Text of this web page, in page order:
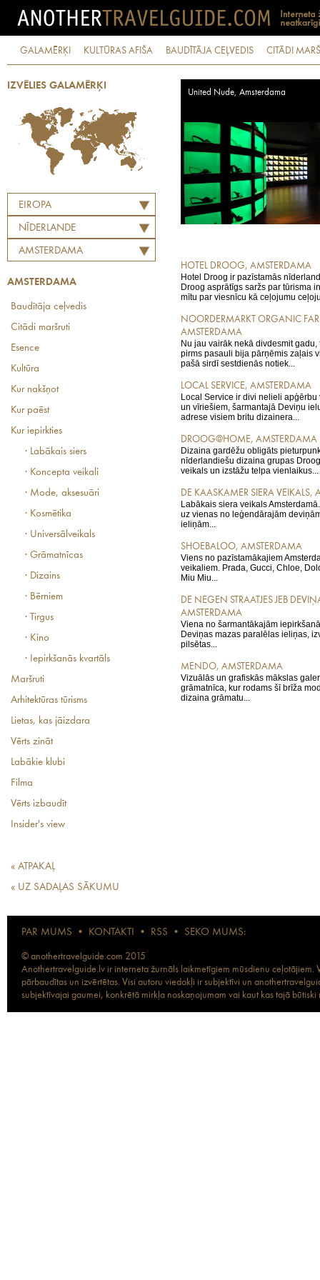
GALAMĒRĶI KULTŪRAS AFIŠA BAUDĪTĀJA CEĻVEDIS CITĀDI
IZVĒLIES GALAMĒRĶI
EIROPA
NĪDERLANDE
AMSTERDAMA
AMSTERDAMA
Baudītāja ceļvedis
Citādi maršruti
Esence
Kultūra
Kur nakšņot
Kur paēst
Kur iepirkties
· Labākais siers
· Koncepta veikali
· Mode, aksesuāri
· Kosmētika
· Universālveikals
· Grāmatnīcas
· Dizains
· Bērniem
· Tirgus
· Kino
· Iepirkšanās kvartāls
Maršruti
Arhitektūras tūrisms
Lietas, kas jāizdara
Vērts zināt
Labākie klubi
Filma
Vērts izbaudīt
Insider's view
« ATPAKAĻ
« UZ SADAĻAS SĀKUMU
United Nude, Amsterdama
HOTEL DROOG, AMSTERDAMA
Hotel Droog ir pazīstamās
Droog asprātīgs saržs par tūrisma
mītu par viesnīcu kā ceļojumu
NOORDERMARKT ORGANIC
AMSTERDAMA
Nu jau vairāk nekā divdesmit gadu,
pirms pasauli bija pārņēmis zaļais
pašā sirdī sestdienās notiek...
LOCAL SERVICE, AMSTERDAMA
Local Service ir divi nelieli
un vīriešiem, šarmantajā Deviņu
adrese visiem britu dizainera...
DROOG@HOME, AMSTERDAMA
Dizaina gardēžu obligāts
nīderlandiešu dizaina grupas
veikals un izstāžu telpa vienlaikus...
DE KAASKAMER SIERA VEIKALS,
Labākais siera veikals
uz vienas no leģendārajām
ieliņām...
SHOEBALOO, AMSTERDAMA
Viens no pazīstamākajiem
veikaliem. Prada, Gucci, Chloe,
Miu Miu...
DE NEGEN STRAATJES JEB
AMSTERDAMA
Viena no šarmantākajām
Deviņas mazas paralēlas ieliņas,
pilsētas...
MENDO, AMSTERDAMA
Vizuālās un grafiskās mākslas
grāmatnīca, kur rodams šī brīža
dizaina grāmatu...
PAR MUMS • KONTAKTI • RSS • SEKO MUMS:
© anothertravelguide.com 2015
Anothertravelguide.lv ir interneta žurnāls laikmetīgiem mūsdienu
pārbaudītas un izvērtētas. Visi autoru viedokļi ir subjektīvi un
subjektīvajai gaumei, konkrētā mirkļa noskaņojumam vai kaut kas tajā